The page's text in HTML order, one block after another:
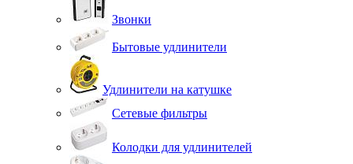
Звонки
Бытовые удлинители
Удлинители на катушке
Сетевые фильтры
Колодки для удлинителей